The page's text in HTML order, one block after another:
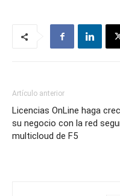
Artículo anterior
Licencias OnLine haga
su negocio con la red
multicloud de F5